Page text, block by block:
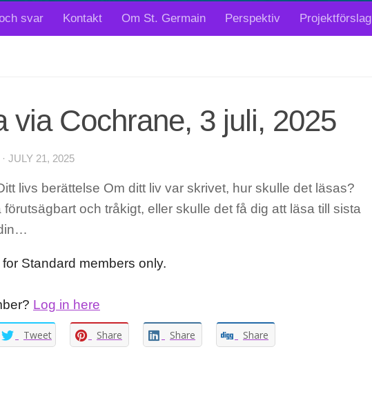
svar Kontakt Om St. Germain Perspektiv Projektförslag
via Cochrane, 3 juli, 2025
· JULY 21, 2025
livs berättelse Om ditt liv var skrivet, hur skulle det läsas?
förutsägbart och tråkigt, eller skulle det få dig att läsa till sista
Standard members only.
Log in here
Tweet Share Share Share